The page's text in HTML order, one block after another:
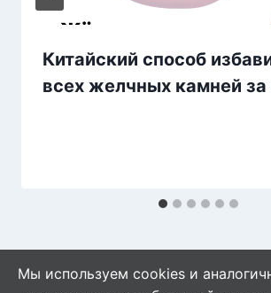
Китайский способ
всех желчных камней
Мы используем cookies и